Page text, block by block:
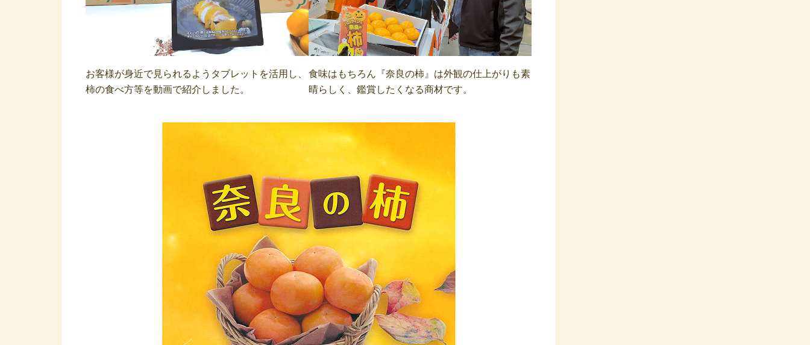
お客様が身近で見られるようタブレットを活用し、
柿の食べ方等を動画で紹介しました。
食味はもちろん『奈良の柿』は外観の仕上がりも素
晴らしく、鑑賞したくなる商材です。